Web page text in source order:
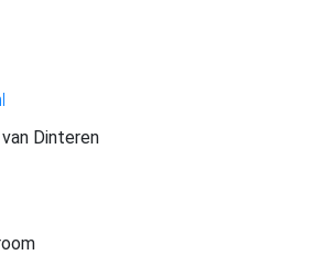
Dinteren